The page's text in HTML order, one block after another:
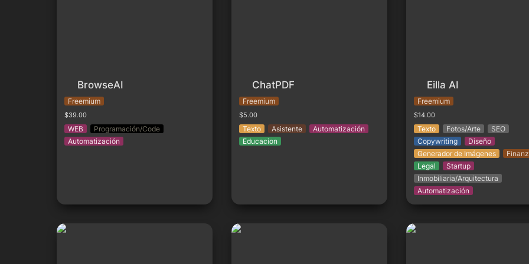
BrowseAI
Freemium
$39.00
WEB
Programación/Code
Automatización
ChatPDF
Freemium
$5.00
Texto Asistente
Automatización
Educacion
Eilla AI
Freemium
$14.00
Texto Fotos/Arte
SEO
Copywriting
Diseño
Generador de Imágenes
Legal
Startup
Inmobiliaria/Arquitectura
Automatización
Make.com AI Studio Artiro